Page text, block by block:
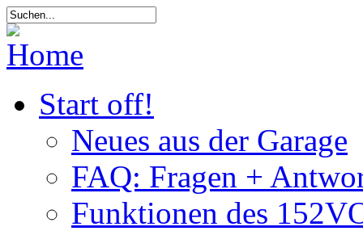
Start off!
Neues aus der Garage
FAQ: Fragen +
Funktionen des